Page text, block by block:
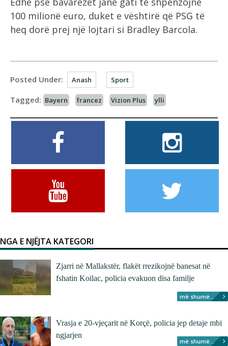
100 milionë euro, duket e vështirë që PSG të
heq dorë prej një lojtari si Bradley Barcola.
Posted Under: Anash Sport
Tagged: Bayern francez Vizion Plus ylli
NGA E NJËJTA KATEGORI
Zjarri në Mallakstër, flakët rrezikojnë banesat në
fshatin Koilac, policia evakuon disa familje
më shumë...
Vrasja e 20-vjeçarit në Korçë, policia jep detaje mbi
ngjarjen
më shumë...